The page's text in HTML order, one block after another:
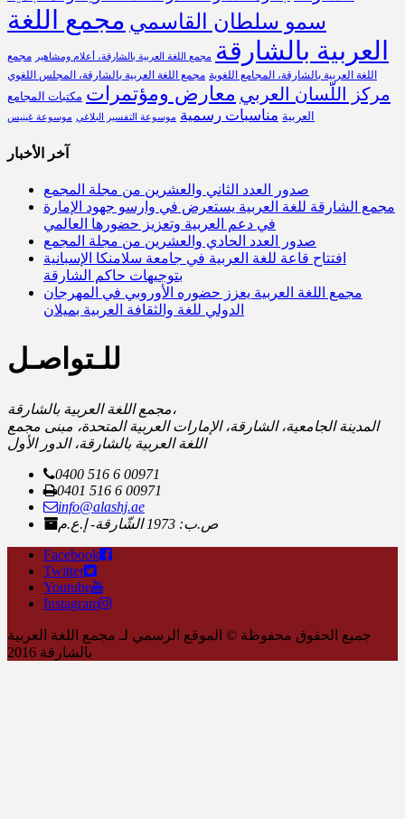
سمو سلطان القاسمي مجمع اللغة
العربية بالشارقة
مجمع اللغة العربية بالشارقة، أعلام ومشاهير
مجمع
اللغة العربية بالشارقة، المجامع اللغوية مجمع اللغة العربية بالشارقة، المجلس اللغوي
مركز اللّسان العربي معارض ومؤتمرات مكتبات المجامع
العربية مناسبات رسمية موسوعة التفسير البلاغي موسوعة غينيس
آخر الأخبار
صدور العدد الثاني والعشرين من مجلة المجمع
مجمع الشارقة للغة العربية يستعرض في وارسو جهود الإمارة
في دعم العربية وتعزيز حضورها العالمي
صدور العدد الحادي والعشرين من مجلة المجمع
افتتاح قاعة للغة العربية في جامعة سلامنكا الإسبانية
بتوجيهات حاكم الشارقة
مجمع اللغة العربية يعزز حضوره الأوروبي في المهرجان
الدولي للغة والثقافة العربية بميلان
للـتواصـل
مجمع اللغة العربية بالشارقة،
المدينة الجامعية، الشارقة، الإمارات العربية المتحدة، مبنى مجمع
اللغة العربية بالشارقة، الدور الأول
0400 516 6 00971
0401 516 6 00971
info@alashj.ae
ص.ب: 1973 الشّارقة- إ.ع.م
Facebook
Twitter
Youtube
Instagram
جميع الحقوق محفوظة © الموقع الرسمي لـ مجمع اللغة العربية
بالشارقة 2016